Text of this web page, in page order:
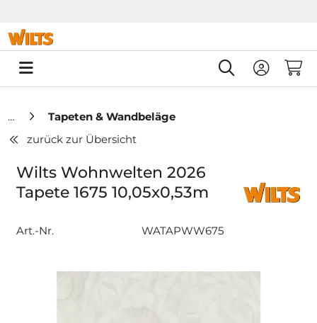
0
Tapeten & Wandbeläge
zurück zur Übersicht
Wilts Wohnwelten 2026
Tapete 1675 10,05x0,53m
Art.-Nr. WATAPWW675